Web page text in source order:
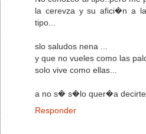
la cerevza y su afici�n a
tipo...
slo saludos nena ...
y que no vueles como las
solo vive como ellas...
a no s� s�lo quer�a decirte
Responder